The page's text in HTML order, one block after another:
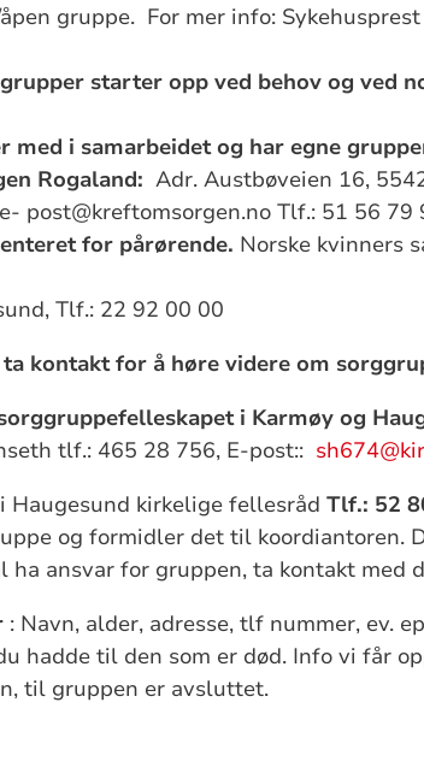
gruppe. For mer info:
starter opp ved behov og ved
med i samarbeidet og har egne
Rogaland: Adr. Austbøveien 16,
post@kreftomsorgen.no Tlf.: 51 56 79
for pårørende. Norske kvinners
Tlf.: 22 92 00 00
kontakt for å høre videre om
i Karmøy og
tlf.: 465 28 756, E-post::
Haugesund kirkelige fellesråd Tlf.: 52
og formidler det til koordiantoren.
ha ansvar for gruppen, ta kontakt med
: Navn, alder, adresse, tlf nummer, ev.
hadde til den som er død. Info vi får
til gruppen er avsluttet.